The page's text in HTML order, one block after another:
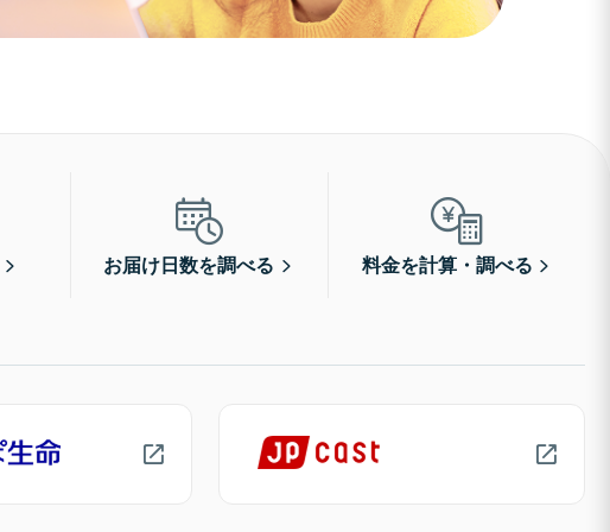
お届け日数を調べる 料金を計算・調べる